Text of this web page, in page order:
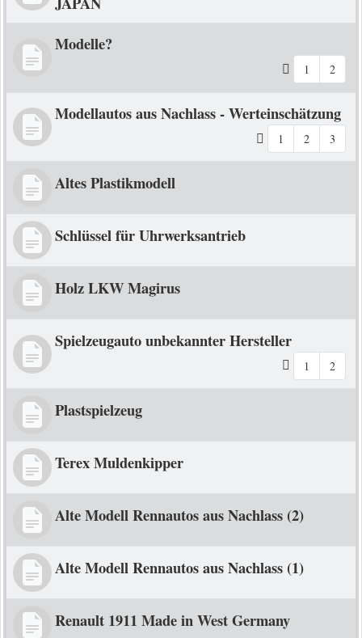
Modelle?
1 2
Modellautos aus Nachlass - Werteinschätzung
1 2 3
Altes Plastikmodell
Schlüssel für Uhrwerksantrieb
Holz LKW Magirus
Spielzeugauto unbekannter Hersteller
1 2
Plastspielzeug
Terex Muldenkipper
Alte Modell Rennautos aus Nachlass (2)
Alte Modell Rennautos aus Nachlass (1)
Renault 1911 Made in West Germany